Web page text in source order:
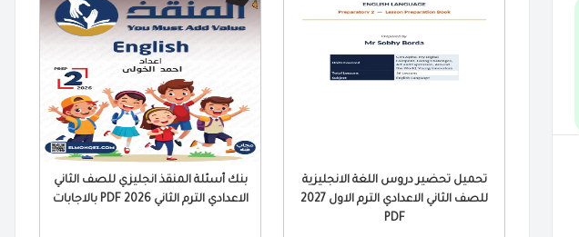
تحميل تحضير دروس اللغة الانجليزية
للصف الثاني الاعدادي الترم الاول 2027
PDF
بنك أسئلة المنقذ انجليزي للصف الثاني
الاعدادي الترم الثاني 2026 PDF بالاجابات